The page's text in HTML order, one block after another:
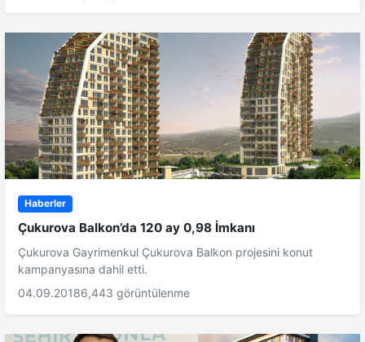
Haberler
Çukurova Balkon’da 120 ay 0,98 İmkanı
Çukurova Gayrimenkul Çukurova Balkon projesini konut
kampanyasına dahil etti.
04.09.20186,443 görüntülenme